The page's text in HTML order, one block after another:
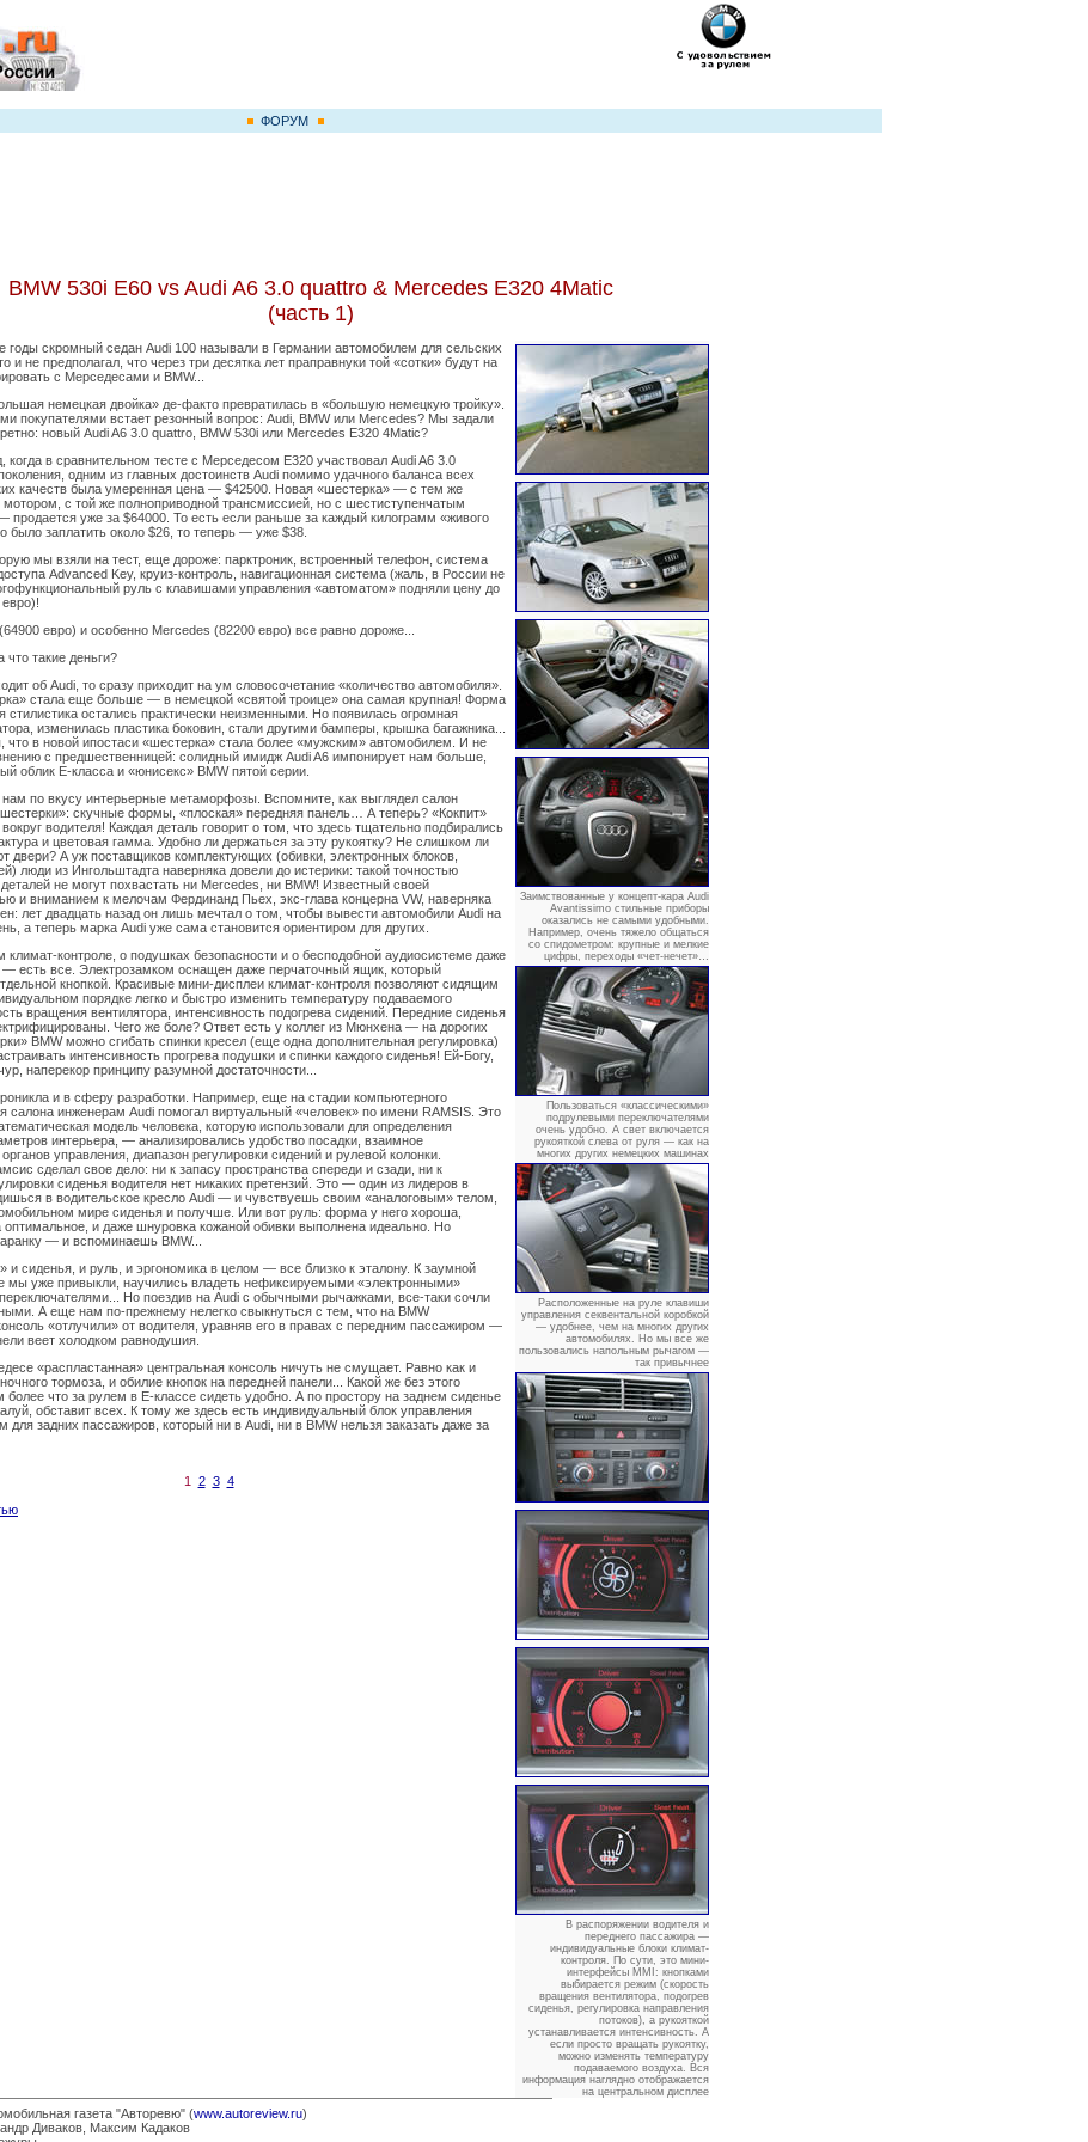
ФОРУМ
BMW 530i E60 vs Audi A6 3.0 quattro & Mercedes E320 4Мatic
(часть 1)
Заимствованные у концепт-кара Audi
Avantissimo стильные приборы
оказались не самыми удобными.
Например, очень тяжело общаться
со спидометром: крупные и мелкие
цифры, переходы «чет-нечет»…
Пользоваться «классическими»
подрулевыми переключателями
очень удобно. А свет включается
рукояткой слева от руля — как на
многих других немецких машинах
Расположенные на руле клавиши
управления секвентальной коробкой
— удобнее, чем на многих других
автомобилях. Но мы все же
пользовались напольным рычагом —
так привычнее
В распоряжении водителя и
переднего пассажира —
индивидуальные блоки климат-
контроля. По сути, это мини-
интерфейсы MMI: кнопками
выбирается режим (скорость
вращения вентилятора, подогрев
сиденья, регулировка направления
потоков), а рукояткой
устанавливается интенсивность. А
если просто вращать рукоятку,
можно изменять температуру
подаваемого воздуха. Вся
информация наглядно отображается
на центральном дисплее
годы скромный седан Audi 100 называли в Германии автомобилем для сельских
и не предполагал, что через три десятка лет праправнуки той «сотки» будут на
с Мерседесами и BMW...
немецкая двойка» де-факто превратилась в «большую немецкую тройку».
покупателями встает резонный вопрос: Audi, BMW или Mercedes? Мы задали
новый Audi A6 3.0 quattro, BMW 530i или Mercedes E320 4Мatic?
когда в сравнительном тесте с Мерседесом Е320 участвовал Audi A6 3.0
одним из главных достоинств Audi помимо удачного баланса всех
качеств была умеренная цена — $42500. Новая «шестерка» — с тем же
с той же полноприводной трансмиссией, но с шестиступенчатым
продается уже за $64000. То есть если раньше за каждый килограмм «живого
было заплатить около $26, то теперь — уже $38.
мы взяли на тест, еще дороже: парктроник, встроенный телефон, система
Advanced Key, круиз-контроль, навигационная система (жаль, в России не
руль с клавишами управления «автоматом» подняли цену до
евро) и особенно Mercedes (82200 евро) все равно дороже...
что такие деньги?
об Audi, то сразу приходит на ум словосочетание «количество автомобиля».
стала еще больше — в немецкой «святой троице» она самая крупная! Форма
стилистика остались практически неизменными. Но появилась огромная
изменилась пластика боковин, стали другими бамперы, крышка багажника...
что в новой ипостаси «шестерка» стала более «мужским» автомобилем. И не
с предшественницей: солидный имидж Audi A6 импонирует нам больше,
облик Е-класса и «юнисекс» BMW пятой серии.
по вкусу интерьерные метаморфозы. Вспомните, как выглядел салон
скучные формы, «плоская» передняя панель… А теперь? «Кокпит»
водителя! Каждая деталь говорит о том, что здесь тщательно подбирались
и цветовая гамма. Удобно ли держаться за эту рукоятку? Не слишком ли
двери? А уж поставщиков комплектующих (обивки, электронных блоков,
люди из Ингольштадта наверняка довели до истерики: такой точностью
не могут похвастать ни Mercedes, ни BMW! Известный своей
и вниманием к мелочам Фердинанд Пьех, экс-глава концерна VW, наверняка
лет двадцать назад он лишь мечтал о том, чтобы вывести автомобили Audi на
а теперь марка Audi уже сама становится ориентиром для других.
климат-контроле, о подушках безопасности и о бесподобной аудиосистеме даже
есть все. Электрозамком оснащен даже перчаточный ящик, который
кнопкой. Красивые мини-дисплеи климат-контроля позволяют сидящим
порядке легко и быстро изменить температуру подаваемого
вращения вентилятора, интенсивность подогрева сидений. Передние сиденья
Чего же боле? Ответ есть у коллег из Мюнхена — на дорогих
BMW можно сгибать спинки кресел (еще одна дополнительная регулировка)
интенсивность прогрева подушки и спинки каждого сиденья! Ей-Богу,
наперекор принципу разумной достаточности...
и в сферу разработки. Например, еще на стадии компьютерного
салона инженерам Audi помогал виртуальный «человек» по имени RAMSIS. Это
модель человека, которую использовали для определения
интерьера, — анализировались удобство посадки, взаимное
управления, диапазон регулировки сидений и рулевой колонки.
сделал свое дело: ни к запасу пространства спереди и сзади, ни к
сиденья водителя нет никаких претензий. Это — один из лидеров в
в водительское кресло Audi — и чувствуешь своим «аналоговым» телом,
мире сиденья и получше. Или вот руль: форма у него хороша,
оптимальное, и даже шнуровка кожаной обивки выполнена идеально. Но
— и вспоминаешь BMW...
и сиденья, и руль, и эргономика в целом — все близко к эталону. К заумной
мы уже привыкли, научились владеть нефиксируемыми «электронными»
Но поездив на Audi с обычными рычажками, все-таки сочли
А еще нам по-прежнему нелегко свыкнуться с тем, что на BMW
«отлучили» от водителя, уравняв его в правах с передним пассажиром —
веет холодком равнодушия.
«распластанная» центральная консоль ничуть не смущает. Равно как и
тормоза, и обилие кнопок на передней панели... Какой же без этого
более что за рулем в Е-классе сидеть удобно. А по простору на заднем сиденье
обставит всех. К тому же здесь есть индивидуальный блок управления
для задних пассажиров, который ни в Audi, ни в BMW нельзя заказать даже за
1 2 3 4
газета "Авторевю" (www.autoreview.ru)
Диваков, Максим Кадаков